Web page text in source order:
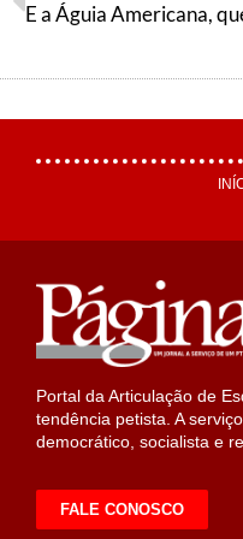
E a Águia Americana,
Portal da Articulação de
tendência petista. A
democrático, socialista e
FALE CONOSCO